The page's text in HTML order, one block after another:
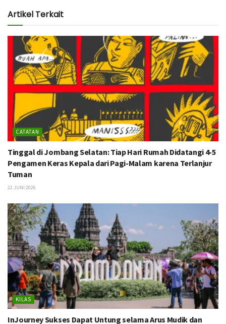
Artikel Terkait
CATATAN
Tinggal di Jombang Selatan: Tiap Hari Rumah Didatangi 4-5
Pengamen Keras Kepala dari Pagi-Malam karena Terlanjur
Tuman
22 JUNI 2026
KILAS
InJourney Sukses Dapat Untung selama Arus Mudik dan